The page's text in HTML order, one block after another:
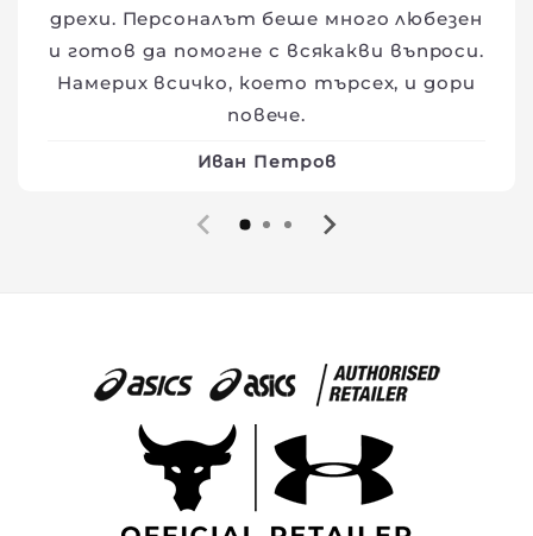
дрехи. Персоналът беше много любезен
и готов да помогне с всякакви въпроси.
Намерих всичко, което търсех, и дори
повече.
Иван Петров